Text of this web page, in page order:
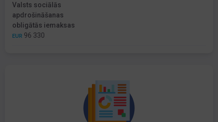
Valsts sociālās
apdrošināšanas
obligātās iemaksas
EUR 96 330